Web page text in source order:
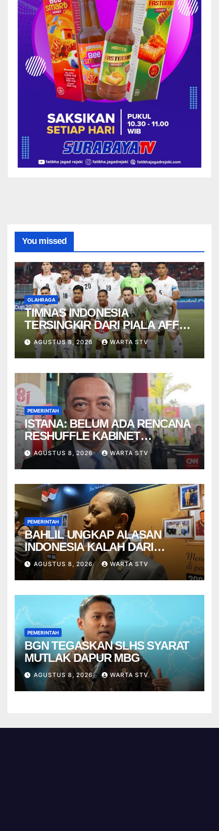
You missed
OLAHRAGA
TIMNAS INDONESIA
TERSINGKIR DARI PIALA AFF
2026
AGUSTUS 8, 2026 WARTA STV
PEMERINTAH
ISTANA: BELUM ADA RENCANA
RESHUFFLE KABINET
AGUSTUS
AGUSTUS 8, 2026 WARTA STV
PEMERINTAH
BAHLIL UNGKAP ALASAN
INDONESIA KALAH DARI
VIETNAM
AGUSTUS 8, 2026 WARTA STV
PEMERINTAH
BGN TEGASKAN SLHS SYARAT
MUTLAK DAPUR MBG
AGUSTUS 8, 2026 WARTA STV